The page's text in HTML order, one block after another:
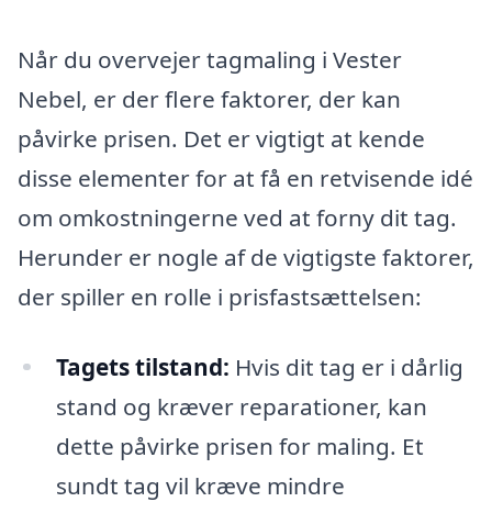
Når du overvejer tagmaling i Vester
Nebel, er der flere faktorer, der kan
påvirke prisen. Det er vigtigt at kende
disse elementer for at få en retvisende idé
om omkostningerne ved at forny dit tag.
Herunder er nogle af de vigtigste faktorer,
der spiller en rolle i prisfastsættelsen:
Tagets tilstand: Hvis dit tag er i dårlig
stand og kræver reparationer, kan
dette påvirke prisen for maling. Et
sundt tag vil kræve mindre